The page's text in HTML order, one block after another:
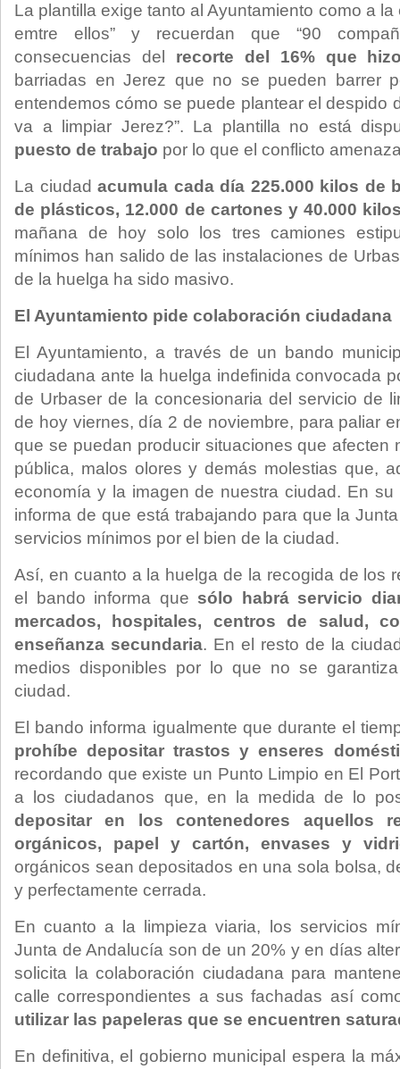
La plantilla exige tanto al Ayuntamiento como a la
emtre ellos” y recuerdan que “90
consecuencias del recorte del 16% que
barriadas en Jerez que no se pueden barrer
entendemos cómo se puede plantear el despido
va a limpiar Jerez?”. La plantilla no está
puesto de trabajo por lo que el conflicto
La ciudad acumula cada día 225.000 kilos de
de plásticos, 12.000 de cartones y 40.000
mañana de hoy solo los tres camiones
mínimos han salido de las instalaciones de
de la huelga ha sido masivo.
El Ayuntamiento pide colaboración ciudadana
El Ayuntamiento, a través de un bando
ciudadana ante la huelga indefinida convocada
de Urbaser de la concesionaria del servicio de
de hoy viernes, día 2 de noviembre, para paliar
que se puedan producir situaciones que afecten
pública, malos olores y demás molestias que,
economía y la imagen de nuestra ciudad. En
informa de que está trabajando para que la
servicios mínimos por el bien de la ciudad.
Así, en cuanto a la huelga de la recogida de los
el bando informa que sólo habrá servicio
mercados, hospitales, centros de salud,
enseñanza secundaria. En el resto de la
medios disponibles por lo que no se
ciudad.
El bando informa igualmente que durante el
prohíbe depositar trastos y enseres
recordando que existe un Punto Limpio en El
a los ciudadanos que, en la medida de lo
depositar en los contenedores aquellos
orgánicos, papel y cartón, envases y
orgánicos sean depositados en una sola bolsa,
y perfectamente cerrada.
En cuanto a la limpieza viaria, los servicios
Junta de Andalucía son de un 20% y en días
solicita la colaboración ciudadana para
calle correspondientes a sus fachadas así
utilizar las papeleras que se encuentren
En definitiva, el gobierno municipal espera la